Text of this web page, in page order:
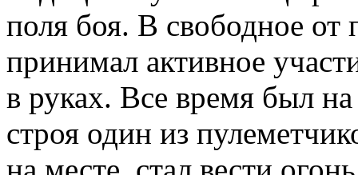
поля боя. В свободное
принимал активное
в руках. Все время был
строя один из